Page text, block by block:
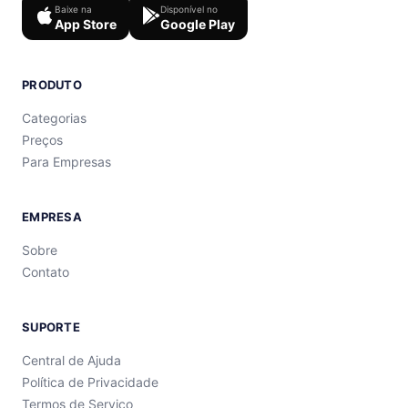
Baixe na
App Store
Disponível no
Google Play
PRODUTO
Categorias
Preços
Para Empresas
EMPRESA
Sobre
Contato
SUPORTE
Central de Ajuda
Política de Privacidade
Termos de Serviço